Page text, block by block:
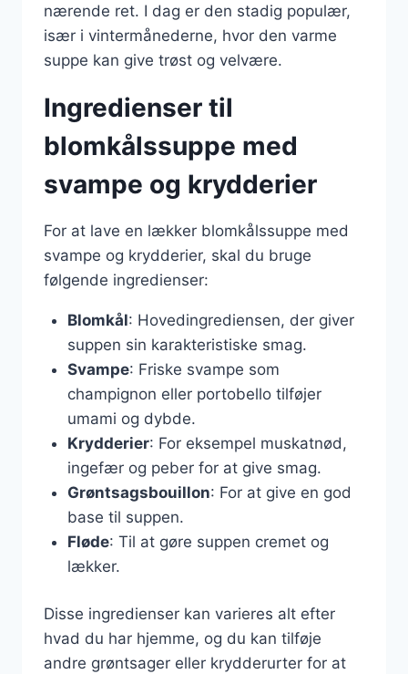
nærende ret. I dag er den stadig populær,
især i vintermånederne, hvor den varme
suppe kan give trøst og velvære.
Ingredienser til
blomkålssuppe med
svampe og krydderier
For at lave en lækker blomkålssuppe med
svampe og krydderier, skal du bruge
følgende ingredienser:
Blomkål: Hovedingrediensen, der giver
suppen sin karakteristiske smag.
Svampe: Friske svampe som
champignon eller portobello tilføjer
umami og dybde.
Krydderier: For eksempel muskatnød,
ingefær og peber for at give smag.
Grøntsagsbouillon: For at give en god
base til suppen.
Fløde: Til at gøre suppen cremet og
lækker.
Disse ingredienser kan varieres alt efter
hvad du har hjemme, og du kan tilføje
andre grøntsager eller krydderurter for at